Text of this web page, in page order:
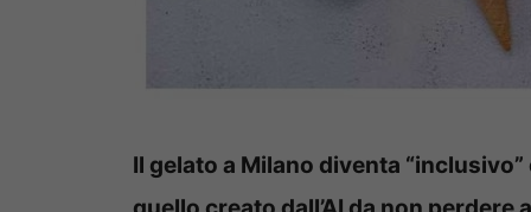
Il gelato a Milano diventa